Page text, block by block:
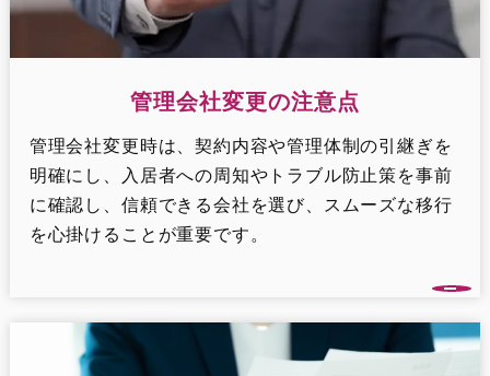
管理会社変更の注意点
管理会社変更時は、契約内容や管理体制の引継ぎを
明確にし、入居者への周知やトラブル防止策を事前
に確認し、信頼できる会社を選び、スムーズな移行
を心掛けることが重要です。